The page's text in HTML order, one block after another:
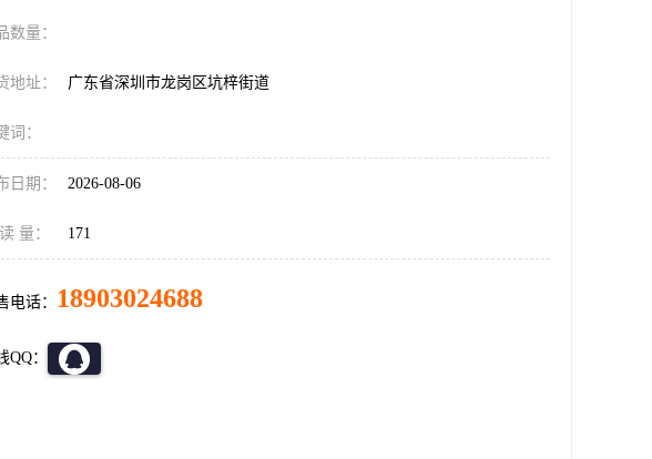
数量：
地址： 广东省深圳市龙岗区坑梓街道
词：
日期： 2026-08-06
量： 171
电话： 18903024688
QQ：